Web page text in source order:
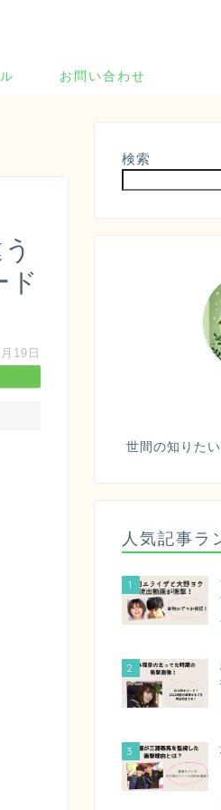
お問い合わせ
ド
19日
検索
世間の知りた
人気記事ラ
1
2
3